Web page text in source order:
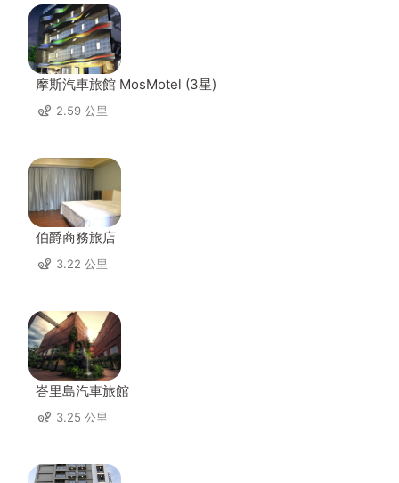
摩斯汽車旅館 MosMotel (3星)
2.59 公里
伯爵商務旅店
3.22 公里
峇里島汽車旅館
3.25 公里